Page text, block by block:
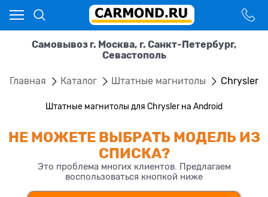
Самовывоз г. Москва, г. Санкт-Петербург,
Севастополь
Главная Каталог Штатные магнитолы Chrysler
Штатные магнитолы для Chrysler на Android
НЕ МОЖЕТЕ ВЫБРАТЬ МОДЕЛЬ ИЗ
СПИСКА?
Это проблема многих клиентов. Предлагаем
воспользоваться кнопкой ниже